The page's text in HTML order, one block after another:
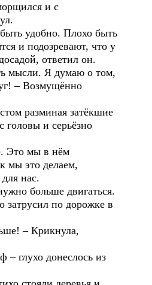
и с
удобно. Плохо быть
и подозревают, что у
ответил он.
мысли. Я думаю о том,
– Возмущённо
разминая затёкшие
головы и серьёзно
Это мы в нём
мы это делаем,
нас.
больше двигаться.
затрусил по дорожке в
– Крикнула,
– глухо донеслось из